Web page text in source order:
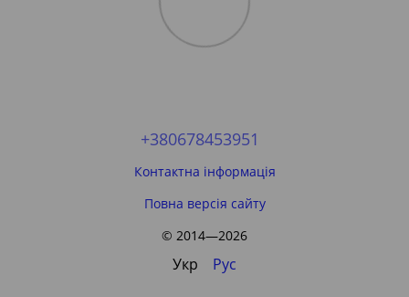
+380678453951
Контактна інформація
Повна версія сайту
© 2014—2026
Укр Рус